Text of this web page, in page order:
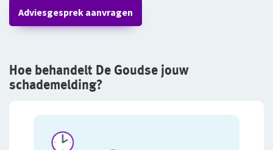
Adviesgesprek aanvragen
Hoe behandelt De Goudse jouw
schademelding?